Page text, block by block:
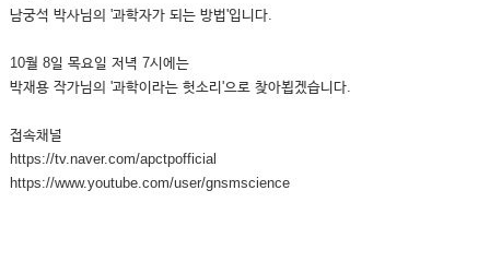
남궁석 박사님의 '과학자가 되는 방법'입니다.
10월 8일 목요일 저녁 7시에는
박재용 작가님의 '과학이라는 헛소리'으로 찾아뵙겠습니다.
접속채널
https://tv.naver.com/apctpofficial
https://www.youtube.com/user/gnsmscience